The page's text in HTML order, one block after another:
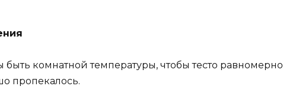
комнатной температуры, чтобы тесто равномерно
пропекалось.